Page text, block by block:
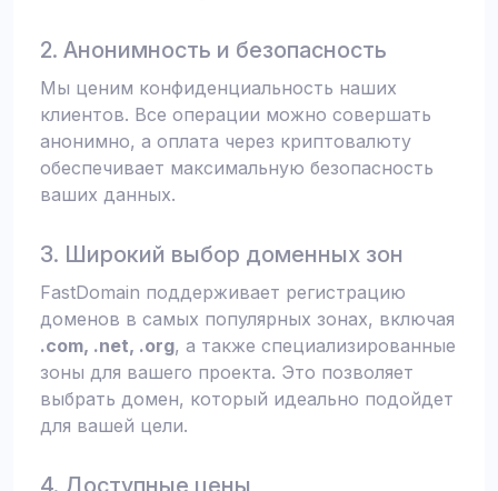
2. Анонимность и безопасность
Мы ценим конфиденциальность наших
клиентов. Все операции можно совершать
анонимно, а оплата через криптовалюту
обеспечивает максимальную безопасность
ваших данных.
3. Широкий выбор доменных зон
FastDomain поддерживает регистрацию
доменов в самых популярных зонах, включая
.com, .net, .org, а также специализированные
зоны для вашего проекта. Это позволяет
выбрать домен, который идеально подойдет
для вашей цели.
4. Доступные цены